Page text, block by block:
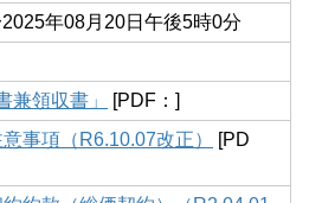
年08月20日午後5時0分
領収書」 [PDF：]
事項（R6.10.07改正）
[PD